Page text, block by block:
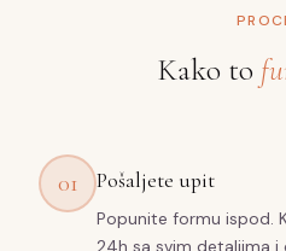
Kako to
01 Pošaljete upit
Popunite formu ispod.
24h sa svim detaljima i